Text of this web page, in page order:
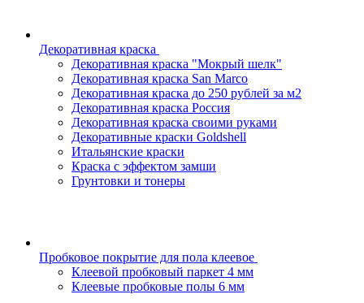
Декоративная краска
Декоративная краска "Мокрый шелк"
Декоративная краска San Marco
Декоративная краска до 250 рублей за м2
Декоративная краска Россия
Декоративная краска своими руками
Декоративные краски Goldshell
Итальянские краски
Краска с эффектом замши
Грунтовки и тонеры
Пробковое покрытие для пола клеевое
Клеевой пробковый паркет 4 мм
Клеевые пробковые полы 6 мм